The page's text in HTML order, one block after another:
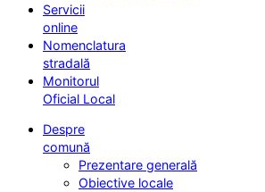
Servicii
online
Nomenclatura
stradală
Monitorul
Oficial Local
Despre
comună
Prezentare generală
Obiective locale